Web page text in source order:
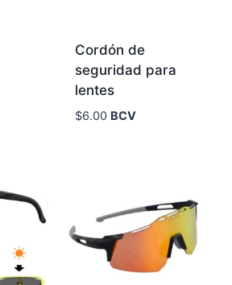
Cordón de
seguridad para
lentes
$6.00 BCV